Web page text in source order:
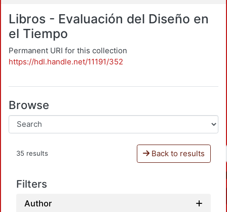
Libros - Evaluación del Diseño en
el Tiempo
Permanent URI for this collection
https://hdl.handle.net/11191/352
Browse
35 results Back to results
Filters
Author